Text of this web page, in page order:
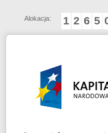
Alokacja: 1 2 6 5